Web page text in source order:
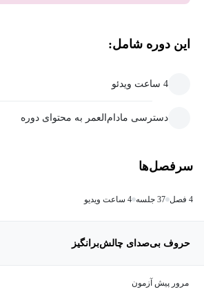
این دوره شامل:
4 ساعت ویدئو
دسترسی مادام‌العمر به محتوای دوره
سرفصل‌ها
4 فصل 37 جلسه 4 ساعت ویدیو
حروف بی‌صدای چالش‌برانگیز
مرور پیش آزمون